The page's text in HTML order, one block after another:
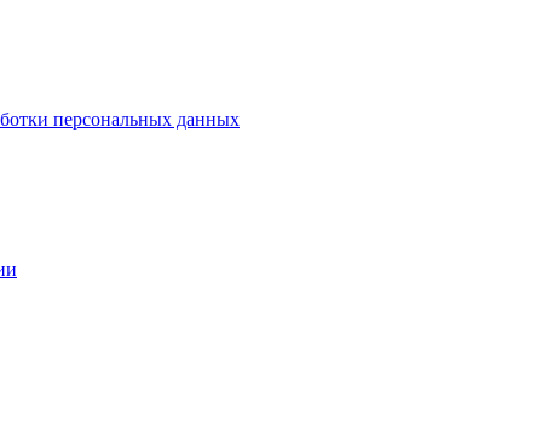
персональных данных